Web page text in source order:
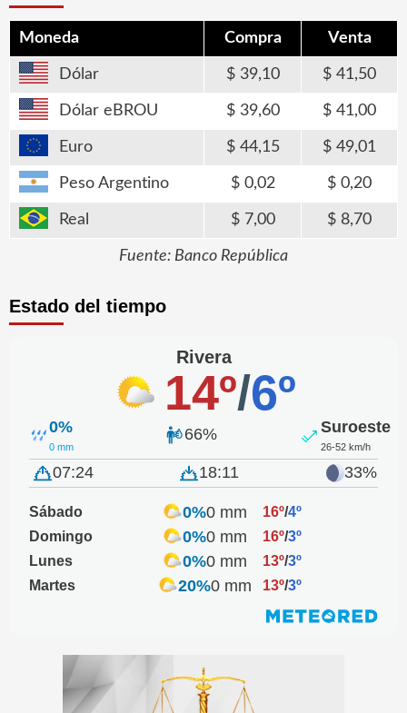
Moneda Compra Venta
Dólar 39,10 41,50
Dólar eBROU 39,60 41,00
Euro 44,15 49,01
Peso Argentino 0,02 0,20
Real 7,00 8,70
Fuente: Banco República
Estado del tiempo
Rivera
14º/6º
0%
0 mm
66% Suroeste
26-52 km/h
07:24 18:11 33%
Sábado 0%0 mm 16º/4º
Domingo
0%0 mm 16º/3º
Lunes
0%0 mm 13º/3º
Martes
20%0 mm 13º/3º